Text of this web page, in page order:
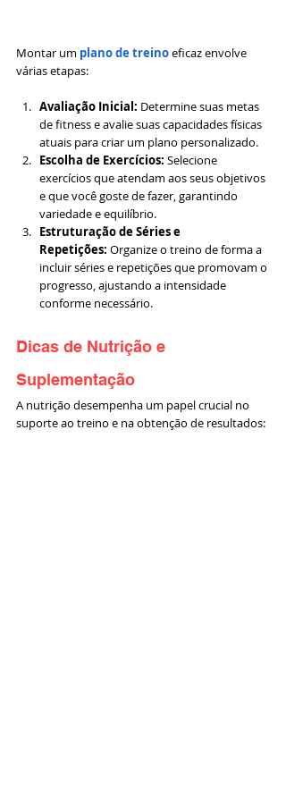
Montar um plano de treino eficaz envolve
várias etapas:
Avaliação Inicial: Determine suas metas
de fitness e avalie suas capacidades físicas
atuais para criar um plano personalizado.
Escolha de Exercícios: Selecione
exercícios que atendam aos seus objetivos
e que você goste de fazer, garantindo
variedade e equilíbrio.
Estruturação de Séries e
Repetições: Organize o treino de forma a
incluir séries e repetições que promovam o
progresso, ajustando a intensidade
conforme necessário.
Dicas de Nutrição e
Suplementação
A nutrição desempenha um papel crucial no
suporte ao treino e na obtenção de resultados: